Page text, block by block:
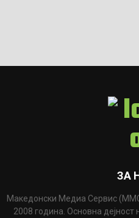
ЗА
Македонски Медиа Сервис
2008 година. Основна